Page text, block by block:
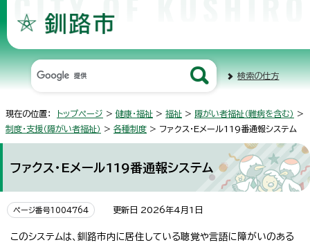
検索の仕方
現在の位置： トップページ > 健康・福祉 > 福祉 > 障がい者福祉（難病を含む） >
制度・支援（障がい者福祉） > 各種制度 > ファクス・Eメール119番通報システム
ファクス・Eメール119番通報システム
ページ番号1004764 更新日 2026年4月1日
このシステムは、釧路市内に居住している聴覚や言語に障がいのある